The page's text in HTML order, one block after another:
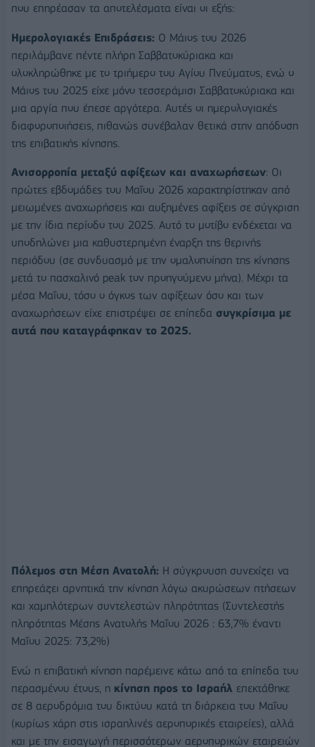
που επηρέασαν τα αποτελέσματα είναι οι εξής:
Ημερολογιακές Επιδράσεις: Ο Μάιος του 2026
περιλάμβανε πέντε πλήρη Σαββατοκύριακα και
ολοκληρώθηκε με το τριήμερο του Αγίου Πνεύματος, ενώ ο
Μάιος του 2025 είχε μόνο τεσσεράμισι Σαββατοκύριακα και
μια αργία που έπεσε αργότερα. Αυτές οι ημερολογιακές
διαφοροποιήσεις, πιθανώς συνέβαλαν θετικά στην απόδοση
της επιβατικής κίνησης.
Ανισορροπία μεταξύ αφίξεων και αναχωρήσεων: Οι
πρώτες εβδομάδες του Μαΐου 2026 χαρακτηρίστηκαν από
μειωμένες αναχωρήσεις και αυξημένες αφίξεις σε σύγκριση
με την ίδια περίοδο του 2025. Αυτό το μοτίβο ενδέχεται να
υποδηλώνει μια καθυστερημένη έναρξη της θερινής
περιόδου (σε συνδυασμό με την ομαλοποίηση της κίνησης
μετά το πασχαλινό peak τον προηγούμενο μήνα). Μέχρι τα
μέσα Μαΐου, τόσο ο όγκος των αφίξεων όσο και των
αναχωρήσεων είχε επιστρέψει σε επίπεδα συγκρίσιμα με
αυτά που καταγράφηκαν το 2025.
Πόλεμος στη Μέση Ανατολή: Η σύγκρουση συνεχίζει να
επηρεάζει αρνητικά την κίνηση λόγω ακυρώσεων πτήσεων
και χαμηλότερων συντελεστών πληρότητας (Συντελεστής
πληρότητας Μέσης Ανατολής Μαΐου 2026 : 63,7% έναντι
Μαΐου 2025: 73,2%)
Ενώ η επιβατική κίνηση παρέμεινε κάτω από τα επίπεδα του
περασμένου έτους, η κίνηση προς το Ισραήλ επεκτάθηκε
σε 8 αεροδρόμια του δικτύου κατά τη διάρκεια του Μαΐου
(κυρίως χάρη στις ισραηλινές αεροπορικές εταιρείες), αλλά
και με την εισαγωγή περισσότερων αεροπορικών εταιρειών